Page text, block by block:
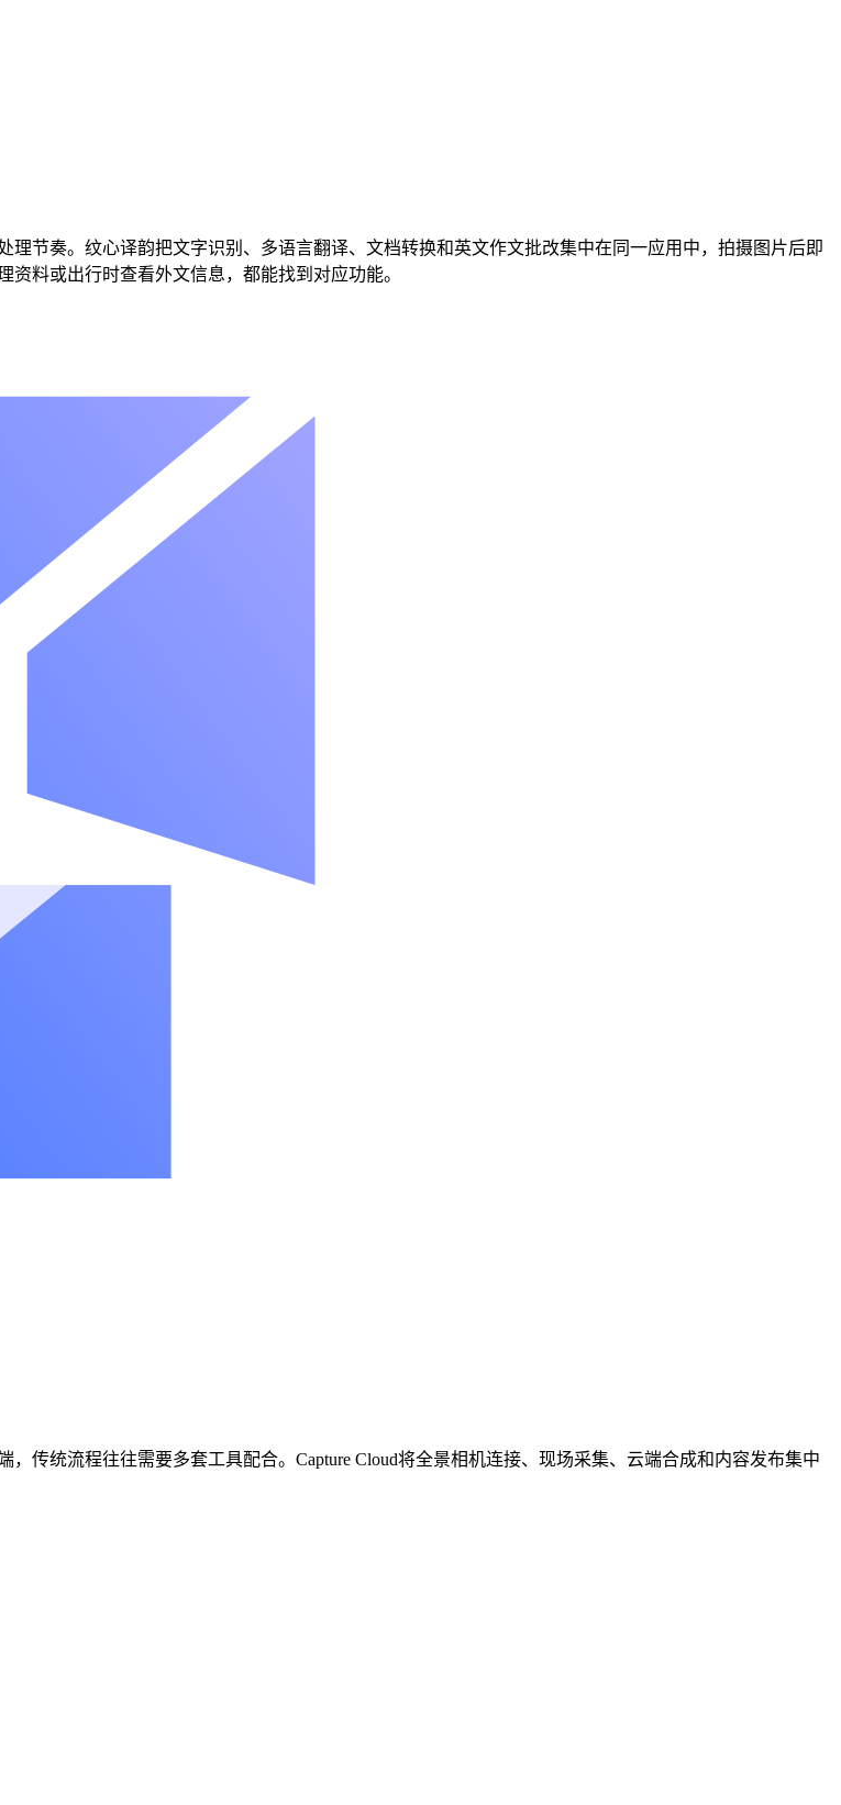
节奏。纹心译韵把文字识别、多语言翻译、文档转换和英文作文批改集中在同一应用中，拍摄图片后即
料或出行时查看外文信息，都能找到对应功能。
传统流程往往需要多套工具配合。Capture Cloud将全景相机连接、现场采集、云端合成和内容发布集中